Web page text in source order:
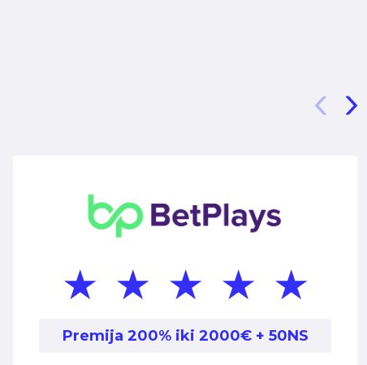
Premija 200%iki 2000€ + 50NS